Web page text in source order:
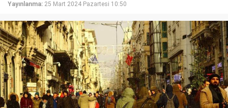
Yayınlanma: 25 Mart 2024 Pazartesi 10:50